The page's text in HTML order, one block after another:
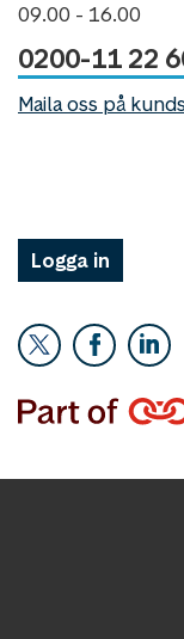
09.00 - 16.00
0200-11 22
Maila oss på
Logga in